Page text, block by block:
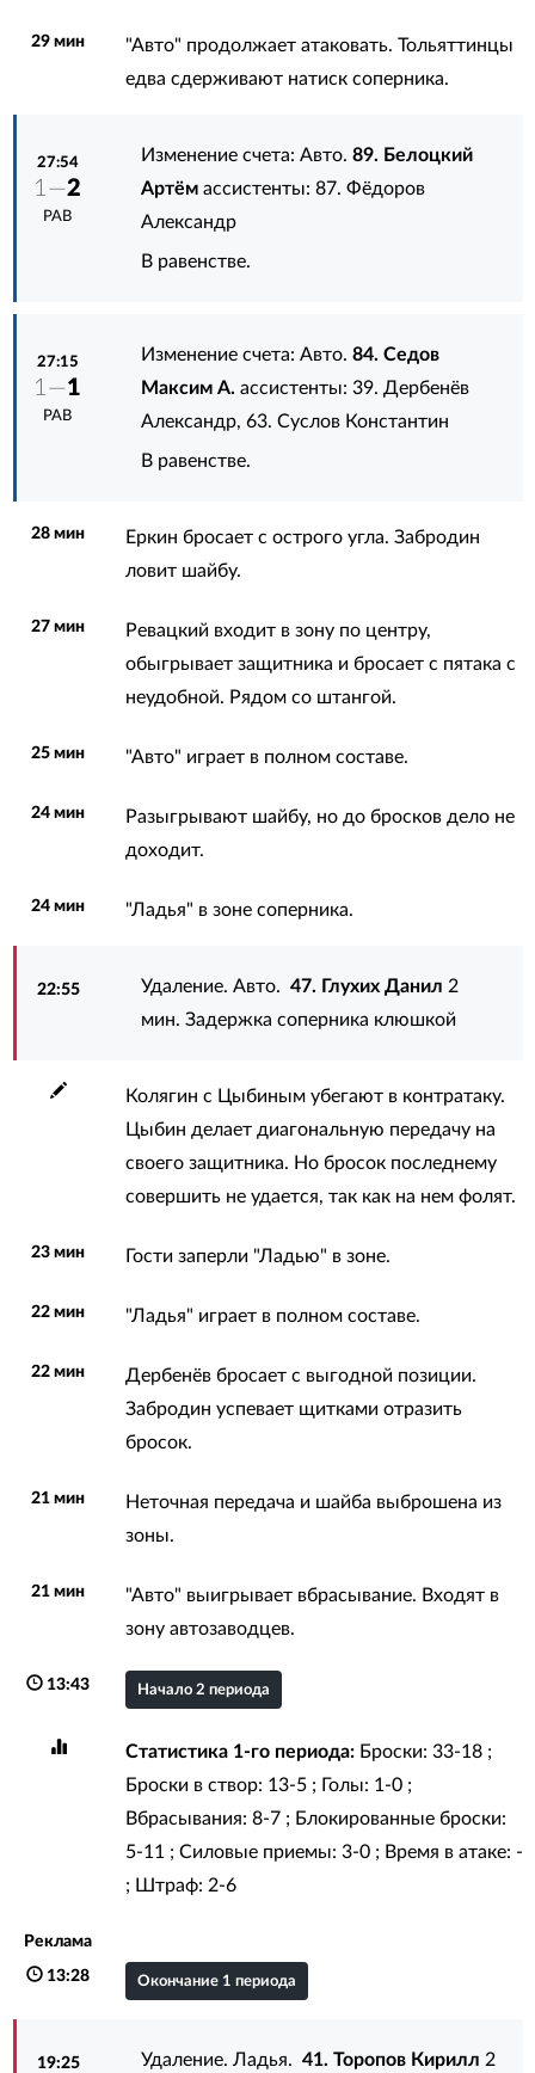
29 мин
"Авто" продолжает атаковать. Тольяттинцы
едва сдерживают натиск соперника.
27:54
1—2
РАВ
Изменение счета: Авто.89. Белоцкий
Артём ассистенты:87. Фёдоров
Александр
В равенстве.
27:15
1—1
РАВ
Изменение счета: Авто.84. Седов
Максим А. ассистенты:39. Дербенёв
Александр,63. Суслов Константин
В равенстве.
28 мин
Еркин бросает с острого угла. Забродин
ловит шайбу.
27 мин
Ревацкий входит в зону по центру,
обыгрывает защитника и бросает с пятака с
неудобной. Рядом со штангой.
25 мин "Авто" играет в полном составе.
24 мин
Разыгрывают шайбу, но до бросков дело не
доходит.
24 мин "Ладья" в зоне соперника.
22:55 Удаление. Авто.47. Глухих Данил 2
мин. Задержка соперника клюшкой
Колягин с Цыбиным убегают в контратаку.
Цыбин делает диагональную передачу на
своего защитника. Но бросок последнему
совершить не удается, так как на нем фолят.
23 мин Гости заперли "Ладью" в зоне.
22 мин "Ладья" играет в полном составе.
22 мин
Дербенёв бросает с выгодной позиции.
Забродин успевает щитками отразить
бросок.
21 мин
Неточная передача и шайба выброшена из
зоны.
21 мин
"Авто" выигрывает вбрасывание. Входят в
зону автозаводцев.
13:43 Начало 2 периода
Статистика 1-го периода:Броски: 33-18 ;
Броски в створ: 13-5 ; Голы: 1-0 ;
Вбрасывания: 8-7 ; Блокированные броски:
5-11 ; Силовые приемы: 3-0 ; Время в атаке: -
; Штраф: 2-6
Реклама
13:28 Окончание 1 периода
19:25 Удаление. Ладья.41. Торопов Кирилл 2